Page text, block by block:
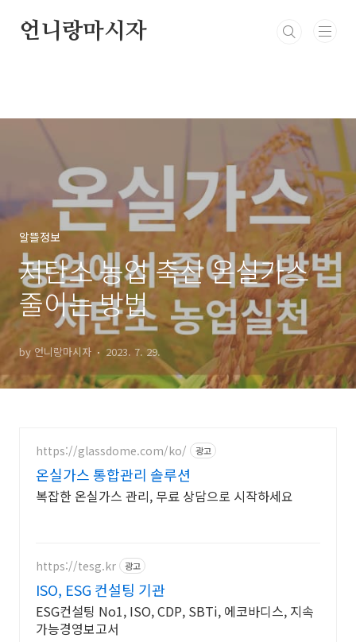
언니랑마시자
알뜰정보
저탄소 농업 축산 온실가스
줄이는 방법
by 언니랑마시자 2023. 7. 29.
https://glassdome.com/ko/ 광고
온실가스 통합관리 솔루션
복잡한 온실가스 관리, 무료 상담으로 시작하세요
https://tesg.kr 광고
ISO, ESG 컨설팅 기관
ESG컨설팅 No1, ISO, CDP, SBTi, 에코바디스, 지속
가능경영보고서